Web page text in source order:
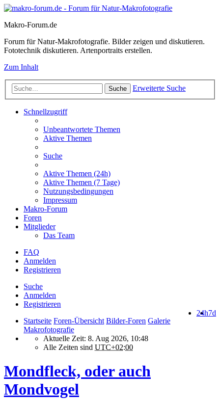
Makro-Forum.de
Forum für Natur-Makrofotografie. Bilder zeigen und diskutieren.
Fototechnik diskutieren. Artenportraits erstellen.
Zum Inhalt
Suche Erweiterte Suche
Schnellzugriff
Unbeantwortete Themen
Aktive Themen
Suche
Aktive Themen (24h)
Aktive Themen (7 Tage)
Nutzungsbedingungen
Impressum
Makro-Forum
Foren
Mitglieder
Das Team
FAQ
Anmelden
Registrieren
Suche
Anmelden
Registrieren
7d
24h
Startseite Foren-Übersicht Bilder-Foren Galerie
Makrofotografie
Aktuelle Zeit: 8. Aug 2026, 10:48
Alle Zeiten sind UTC+02:00
Mondfleck, oder auch
Mondvogel